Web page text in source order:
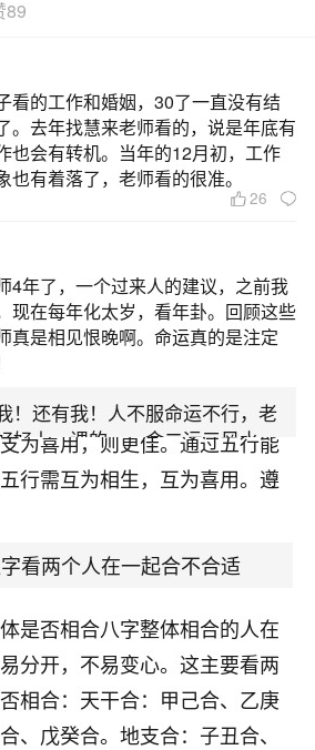
综合考量，而非仅仅依赖属相
字合婚并非绝对定论，而是体
。一般来说，如果双方八字的
上，表示有交往的基础；60分以
缘的可能性较大；而80分以上
作之合。然而，即使指数不
看两个人在一起合不合适
一起不易分开，不易变心。主
合，合越多越合适。天干合：
辛合、丁壬合、戊癸合。地支
、午未合、辰酉合、卯戌合、
为喜用，则更佳。通过五行能
行需互为相生，互为喜用。遵
看两个人在一起合不合适
是否相合八字整体相合的人在
分开，不易变心。这主要看两
相合：天干合：甲己合、乙庚
、戊癸合。地支合：子丑合、
89
看的工作和婚姻，30了一直没有结
。去年找慧来老师看的，说是年底有
也会有转机。当年的12月初，工作
也有着落了，老师看的很准。
26
4年了，一个过来人的建议，之前我
现在每年化太岁，看年卦。回顾这些
真是相见恨晚啊。命运真的是注定
！还有我！人不服命运不行，老
好上一课的。一命二运三风水，
行！
也是每年找老师化太岁，看年
3年了，都是缘分啊！
这两年，生意屡屡受挫，店开一家关
不好，生意好的就出事。前些年攒的
真是倒霉！我也想找人看看到底怎么